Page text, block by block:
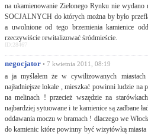
na ukamienowanie Zielonego Rynku nie
SOCJALNYCH do których można by było
a uwolnione od tego brzemienia kamienice
rzeczywiście rewitalizować śródmieście.
ID:28467
negocjator • 7 kwietnia 2011, 08:19
a ja myślałem że w cywilizowanych
najładniejsze lokale , mieszkać powinni ludzie na
na melinach ! przecież wszędzie na
najbardziej sytuowane i te kamienice są zadbane
oddawania moczu w bramach ! dlaczego we
do kamienic które powinny być wizytówką